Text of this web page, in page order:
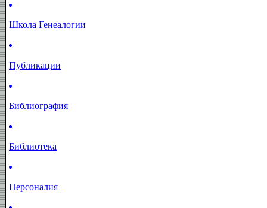
Школа Генеалогии
Публикации
Библиография
Библиотека
Персоналия